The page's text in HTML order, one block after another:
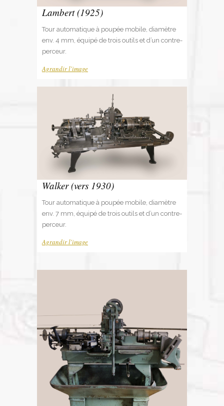
Lambert (1925)
Tour automatique à poupée mobile, diamètre
env. 4 mm, équipé de trois outils et d’un contre-
perceur.
Agrandir l'image
Walker (vers 1930)
Tour automatique à poupée mobile, diamètre
env. 7 mm, équipé de trois outils et d’un contre-
perceur.
Agrandir l'image